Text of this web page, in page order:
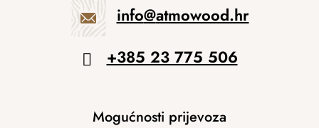
info@atmowood.hr
+385 23 775 506
Mogućnosti prijevoza